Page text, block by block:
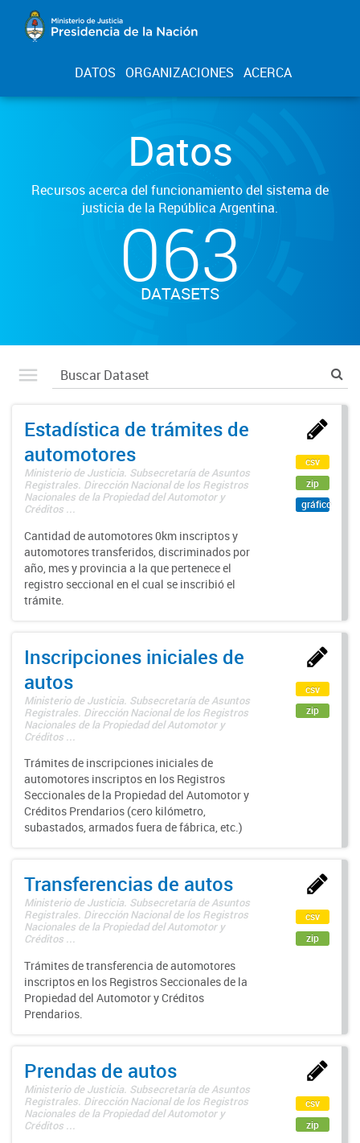
DATOS ORGANIZACIONES ACERCA
Datos
Recursos acerca del funcionamiento del sistema de
justicia de la República Argentina.
063
DATASETS
Estadística de trámites de
automotores
Ministerio de Justicia. Subsecretaría de Asuntos
Registrales. Dirección Nacional de los Registros
Nacionales de la Propiedad del Automotor y
Créditos ...
Cantidad de automotores 0km inscriptos y
automotores transferidos, discriminados por
año, mes y provincia a la que pertenece el
registro seccional en el cual se inscribió el
trámite.
csv
zip
gráfico
Inscripciones iniciales de
autos
Ministerio de Justicia. Subsecretaría de Asuntos
Registrales. Dirección Nacional de los Registros
Nacionales de la Propiedad del Automotor y
Créditos ...
Trámites de inscripciones iniciales de
automotores inscriptos en los Registros
Seccionales de la Propiedad del Automotor y
Créditos Prendarios (cero kilómetro,
subastados, armados fuera de fábrica, etc.)
csv
zip
Transferencias de autos
Ministerio de Justicia. Subsecretaría de Asuntos
Registrales. Dirección Nacional de los Registros
Nacionales de la Propiedad del Automotor y
Créditos ...
Trámites de transferencia de automotores
inscriptos en los Registros Seccionales de la
Propiedad del Automotor y Créditos
Prendarios.
csv
zip
Prendas de autos
Ministerio de Justicia. Subsecretaría de Asuntos
Registrales. Dirección Nacional de los Registros
Nacionales de la Propiedad del Automotor y
Créditos ...
csv
zip